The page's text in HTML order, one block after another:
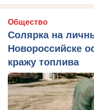
Общество
Солярка на
Новороссийске
кражу топлива